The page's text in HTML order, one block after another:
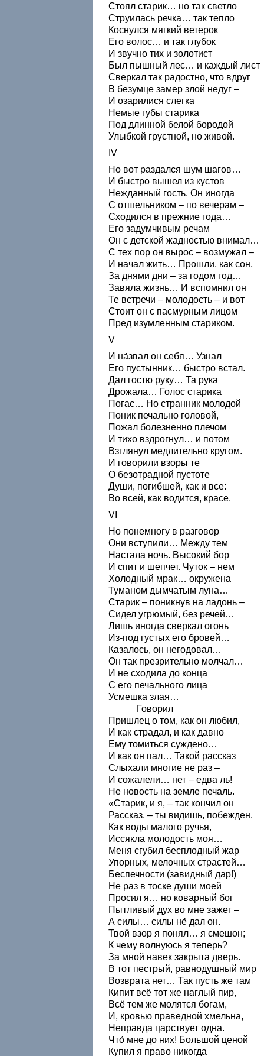
Стоял старик… но так светло
Струилась речка… так тепло
Коснулся мягкий ветерок
Его волос… и так глубок
И звучно тих и золотист
Был пышный лес… и каждый лист
Сверкал так радостно, что вдруг
В безумце замер злой недуг –
И озарилися слегка
Немые губы старика
Под длинной белой бородой
Улыбкой грустной, но живой.
IV
Но вот раздался шум шагов…
И быстро вышел из кустов
Нежданный гость. Он иногда
С отшельником – по вечерам –
Сходился в прежние года…
Его задумчивым речам
Он с детской жадностью внимал…
С тех пор он вырос – возмужал –
И начал жить… Прошли, как сон,
За днями дни – за годом год…
Завяла жизнь… И вспомнил он
Те встречи – молодость – и вот
Стоит он с пасмурным лицом
Пред изумленным стариком.
V
И на́звал он себя… Узнал
Его пустынник… быстро встал.
Дал гостю руку… Та рука
Дрожала… Голос старика
Погас… Но странник молодой
Поник печально головой,
Пожал болезненно плечом
И тихо вздрогнул… и потом
Взглянул медлительно кругом.
И говорили взоры те
О безотрадной пустоте
Души, погибшей, как и все:
Во всей, как водится, красе.
VI
Но понемногу в разговор
Они вступили… Между тем
Настала ночь. Высокий бор
И спит и шепчет. Чуток – нем
Холодный мрак… окружена
Туманом дымчатым луна…
Старик – поникнув на ладонь –
Сидел угрюмый, без речей…
Лишь иногда сверкал огонь
Из-под густых его бровей…
Казалось, он негодовал…
Он так презрительно молчал…
И не сходила до конца
С его печального лица
Усмешка злая…
Говорил
Пришлец о том, как он любил,
И как страдал, и как давно
Ему томиться суждено…
И как он пал… Такой рассказ
Слыхали многие не раз –
И сожалели… нет – едва ль!
Не новость на земле печаль.
«Старик, и я, – так кончил он
Рассказ, – ты видишь, побежден.
Как воды малого ручья,
Иссякла молодость моя…
Меня сгубил бесплодный жар
Упорных, мелочных страстей…
Беспечности (завидный дар!)
Не раз в тоске души моей
Просил я… но коварный бог
Пытливый дух во мне зажег –
А силы… силы не́ дал он.
Твой взор я понял… я смешон;
К чему волнуюсь я теперь?
За мной навек закрыта дверь.
В тот пестрый, равнодушный мир
Возврата нет… Так пусть же там
Кипит всё тот же наглый пир,
Всё тем же молятся богам,
И, кровью праведной хмельна,
Неправда царствует одна.
Что́ мне до них! Большой ценой
Купил я право никогда